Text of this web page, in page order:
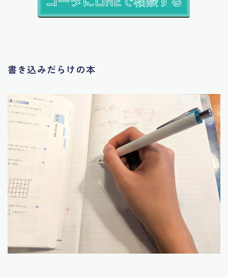
書き込みだらけの本